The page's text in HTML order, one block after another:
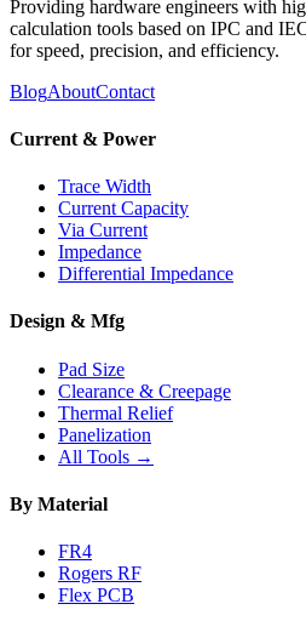
Providing hardware engineers with
calculation tools based on IPC and
for speed, precision, and efficiency.
BlogAboutContact
Current & Power
Trace Width
Current Capacity
Via Current
Impedance
Differential Impedance
Design & Mfg
Pad Size
Clearance & Creepage
Thermal Relief
Panelization
All Tools →
By Material
FR4
Rogers RF
Flex PCB